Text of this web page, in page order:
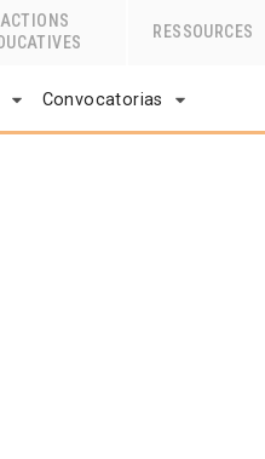
ACTIONS
RESSOURCES
Convocatorias